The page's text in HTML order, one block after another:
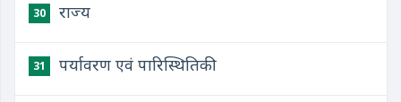
30 राज्य
31 पर्यावरण एवं पारिस्थितिकी